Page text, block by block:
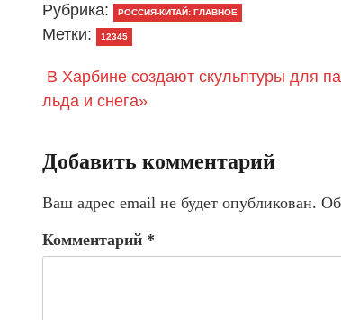
Рубрика: РОССИЯ-КИТАЙ: ГЛАВНОЕ
Метки: 12345
В Харбине создают скульптуры для
льда и снега»
Добавить комментарий
Ваш адрес email не будет опубликован.
Комментарий *